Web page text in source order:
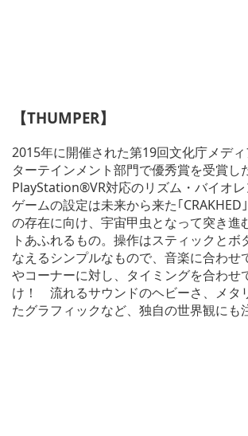
【THUMPER】
2015年に開催された第19回文化庁メデ
ターテインメント部門で優秀賞を受賞し
PlayStation®VR対応のリズム・バイオレ
ゲームの設定は未来から来た｢CRAKHED
の存在に向け、宇宙甲虫となって突き進
トあふれるもの。操作はスティックとボ
なえるシンプルなもので、音楽に合わせ
やコーナーに対し、タイミングを合わせ
け！ 流れるサウンドのヘビーさ、メタ
たグラフィックなど、独自の世界観にも